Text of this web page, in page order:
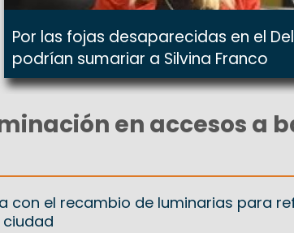
Por las fojas desaparecidas en el
podrían sumariar a Silvina Franco
en accesos a
con el recambio de luminarias para